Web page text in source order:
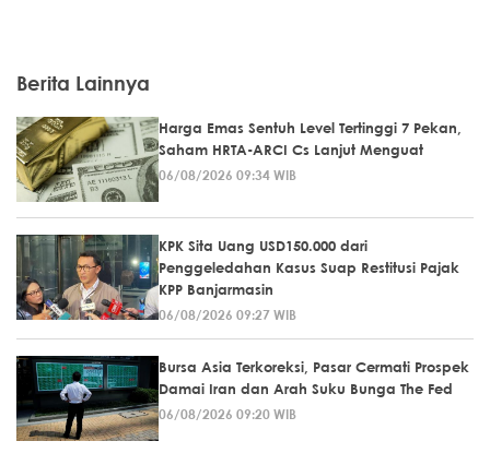
Berita Lainnya
Harga Emas Sentuh Level Tertinggi 7 Pekan,
Saham HRTA-ARCI Cs Lanjut Menguat
06/08/2026 09:34 WIB
KPK Sita Uang USD150.000 dari
Penggeledahan Kasus Suap Restitusi Pajak
KPP Banjarmasin
06/08/2026 09:27 WIB
Bursa Asia Terkoreksi, Pasar Cermati Prospek
Damai Iran dan Arah Suku Bunga The Fed
06/08/2026 09:20 WIB